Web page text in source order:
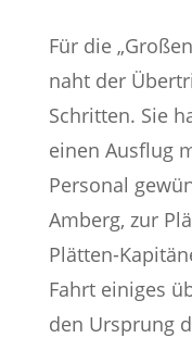
Für die
naht der
Schritten. Sie
einen Ausflug
Personal
Amberg, zur
Plätten-
Fahrt einiges
den Ursprung